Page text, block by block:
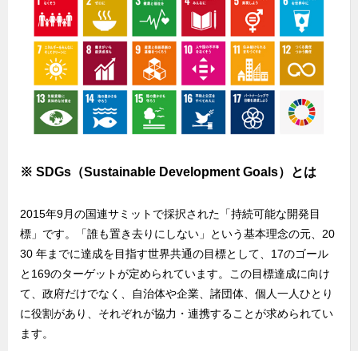
※ SDGs（Sustainable Development Goals）とは
2015年9月の国連サミットで採択された「持続可能な開発目
標」です。「誰も置き去りにしない」という基本理念の元、20
30 年までに達成を目指す世界共通の目標として、17のゴール
と169のターゲットが定められています。この目標達成に向け
て、政府だけでなく、自治体や企業、諸団体、個人一人ひとり
に役割があり、それぞれが協力・連携することが求められてい
ます。